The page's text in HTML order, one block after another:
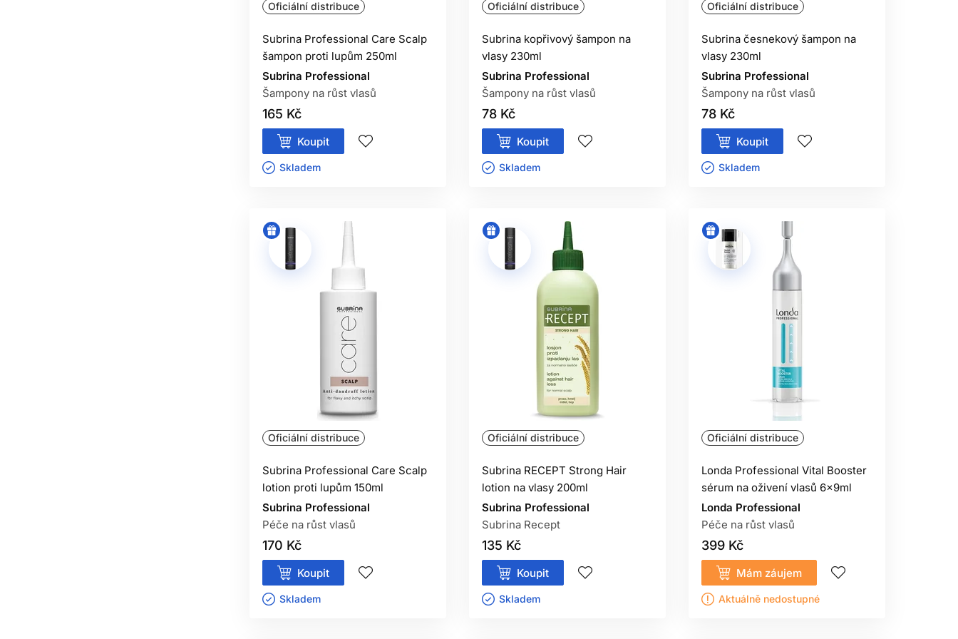
Oficiální distribuce
Subrina Professional Care Scalp
šampon proti lupům 250ml
Subrina Professional
Šampony na růst vlasů
165 Kč
Koupit
Skladem ㅤ
Oficiální distribuce
Subrina kopřivový šampon na
vlasy 230ml
Subrina Professional
Šampony na růst vlasů
78 Kč
Koupit
Skladem ㅤ
Oficiální distribuce
Subrina česnekový šampon na
vlasy 230ml
Subrina Professional
Šampony na růst vlasů
78 Kč
Koupit
Skladem ㅤ
Oficiální distribuce
Subrina Professional Care Scalp
lotion proti lupům 150ml
Subrina Professional
Péče na růst vlasů
170 Kč
Koupit
Skladem ㅤ
Oficiální distribuce
Subrina RECEPT Strong Hair
lotion na vlasy 200ml
Subrina Professional
Subrina Recept
135 Kč
Koupit
Skladem ㅤ
Oficiální distribuce
Londa Professional Vital Booster
sérum na oživení vlasů 6x9ml
Londa Professional
Péče na růst vlasů
399 Kč
Mám záujem
Aktuálně nedostupné